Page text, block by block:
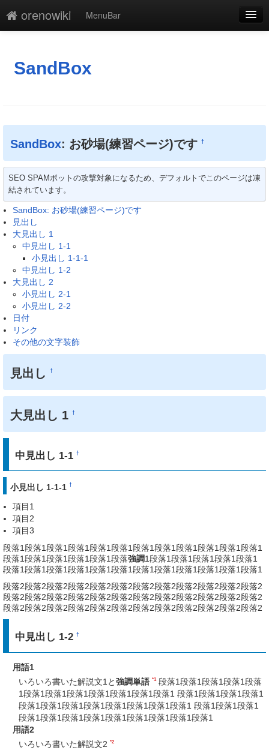
orenowiki
MenuBar
添付
一覧
単語検索
SandBox
SandBox: お砂場(練習ページ)です†
SEO SPAMボットの攻撃対象になるため、デフォルトでこのページは凍
結されています。
SandBox: お砂場(練習ページ)です
見出し
大見出し 1
中見出し 1-1
小見出し 1-1-1
中見出し 1-2
大見出し 2
小見出し 2-1
小見出し 2-2
日付
リンク
その他の文字装飾
見出し †
大見出し 1†
中見出し 1-1†
小見出し 1-1-1 †
項目1
項目2
項目3
段落1段落1段落1段落1段落1段落1段落1段落1段落1段落1段落1段落1
段落1段落1段落1段落1段落1段落強調1段落1段落1段落1段落1段落1
段落1段落1段落1段落1段落1段落1段落1段落1段落1段落1段落1段落1
段落2段落2段落2段落2段落2段落2段落2段落2段落2段落2段落2段落2
段落2段落2段落2段落2段落2段落2段落2段落2段落2段落2段落2段落2
段落2段落2段落2段落2段落2段落2段落2段落2段落2段落2段落2段落2
中見出し 1-2†
用語1
いろいろ書いた解説文1と強調単語 *1段落1段落1段落1段落1段落
1段落1段落1段落1段落1段落1段落1段落1 段落1段落1段落1段落1
段落1段落1段落1段落1段落1段落1段落1段落1 段落1段落1段落1
段落1段落1段落1段落1段落1段落1段落1段落1段落1
用語2
いろいろ書いた解説文2 *2